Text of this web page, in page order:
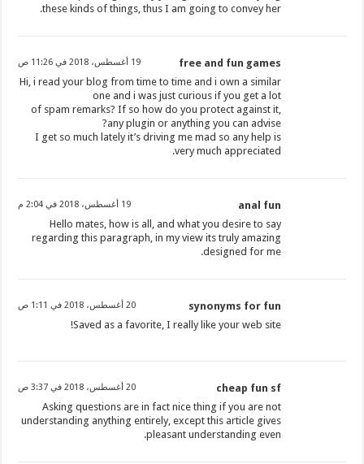
these kinds of things, thus I am going to convey her.
free and fun games 19 أغسطس، 2018 في 11:26 ص
Hi, i read your blog from time to time and i own a similar
one and i was just curious if you get a lot
of spam remarks? If so how do you protect against it,
any plugin or anything you can advise?
I get so much lately it’s driving me mad so any help is
very much appreciated.
anal fun 19 أغسطس، 2018 في 2:04 م
Hello mates, how is all, and what you desire to say
regarding this paragraph, in my view its truly amazing
designed for me.
synonyms for fun 20 أغسطس، 2018 في 1:11 ص
Saved as a favorite, I really like your web site!
cheap fun sf 20 أغسطس، 2018 في 3:37 ص
Asking questions are in fact nice thing if you are not
understanding anything entirely, except this article gives
pleasant understanding even.